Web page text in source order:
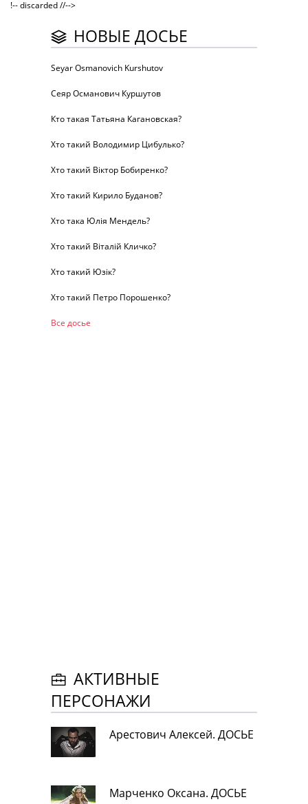
!-- discarded //-->
НОВЫЕ ДОСЬЕ
Seyar Osmanovich Kurshutov
Сеяр Османович Куршутов
Кто такая Татьяна Кагановская?
Хто такий Володимир Цибулько?
Хто такий Віктор Бобиренко?
Хто такий Кирило Буданов?
Хто така Юлія Мендель?
Хто такий Віталій Кличко?
Хто такий Юзік?
Хто такий Петро Порошенко?
Все досье
АКТИВНЫЕ
ПЕРСОНАЖИ
Арестович Алексей. ДОСЬЕ
Марченко Оксана. ДОСЬЕ